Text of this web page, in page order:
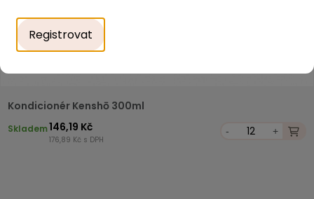
Kondicionér Kenshō 300ml
Skladem146,19 Kč
176,89 Kč s DPH
- +
Registrovat